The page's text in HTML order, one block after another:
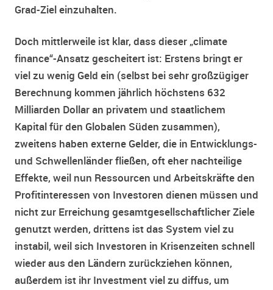
Grad-Ziel einzuhalten.
Doch mittlerweile ist klar, dass dieser „climate
finance“-Ansatz gescheitert ist: Erstens bringt er
viel zu wenig Geld ein (selbst bei sehr großzügiger
Berechnung kommen jährlich höchstens 632
Milliarden Dollar an privatem und staatlichem
Kapital für den Globalen Süden zusammen),
zweitens haben externe Gelder, die in Entwicklungs-
und Schwellenländer fließen, oft eher nachteilige
Effekte, weil nun Ressourcen und Arbeitskräfte den
Profitinteressen von Investoren dienen müssen und
nicht zur Erreichung gesamtgesellschaftlicher Ziele
genutzt werden, drittens ist das System viel zu
instabil, weil sich Investoren in Krisenzeiten schnell
wieder aus den Ländern zurückziehen können,
außerdem ist ihr Investment viel zu diffus, um